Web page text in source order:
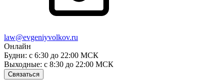
law@evgeniyvolkov.ru
Онлайн
Будни: с 6:30 до 22:00 МСК
Выходные: с 8:30 до 22:00 МСК
Связаться